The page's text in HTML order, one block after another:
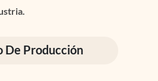
De Producción